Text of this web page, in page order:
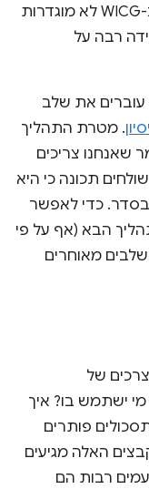
לא מוצלח במיוחד. התכונות שפותחו ב-WICG לא מוגדרות
רבה על
עוברים את שלב
. מטרת התהליך
שאנחנו צריכים
תכונה כי היא
כדי לאפשר
הבא (אף על פי
מאוחרים
של
ישתמש בו? איך
פותרים
האלה מגיעים
רבות הם